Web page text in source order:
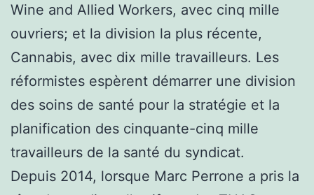
Wine and Allied Workers, avec cinq mille
ouvriers; et la division la plus récente,
Cannabis, avec dix mille travailleurs. Les
réformistes espèrent démarrer une division
des soins de santé pour la stratégie et la
planification des cinquante-cinq mille
travailleurs de la santé du syndicat.
Depuis 2014, lorsque Marc Perrone a pris la